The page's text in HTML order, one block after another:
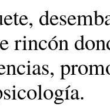
rincón